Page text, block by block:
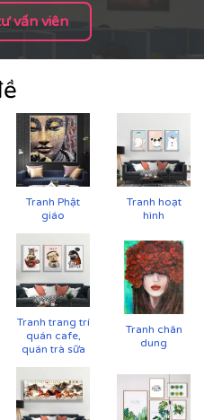
vấn viên
Tranh Phật
giáo
Tranh hoạt
hình
Tranh trang trí
quán cafe,
quán trà sữa
Tranh chân
dung